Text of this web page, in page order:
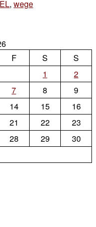
, wege
F S
S
1
2
7 8
9
14 15
16
21 22
23
28 29
30